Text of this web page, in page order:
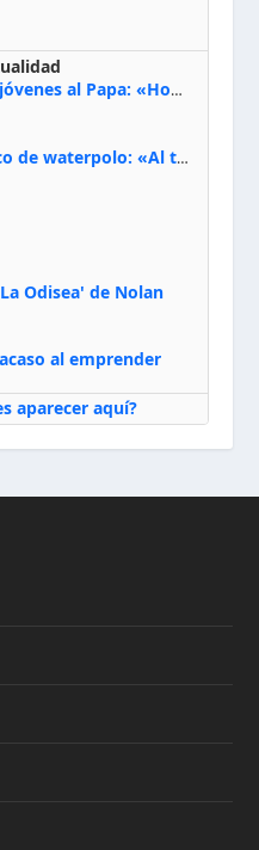
El agradecimiento de los jóvenes al Papa: «Hoy nos sentimos Iglesia»
Goran Tomašević, olímpico de waterpolo: «Al terminar el Camino de Santiago entregué mi vida a Cristo; hablé con Dios y le dije: ‘Estoy listo; estoy a tu servicio. Puedo llevar lo que sea necesario para ti’»
Odisea' de Nolan
al emprender
aparecer aquí?